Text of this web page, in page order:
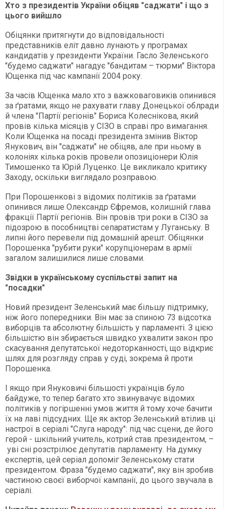
Хто з президентів України обіцяв "саджати" і що з
цього вийшло
Обіцянки притягнути до відповідальності
представників еліт давно лунають у програмах
кандидатів у президенти України. Гасло Зеленського
"будемо саджати" нагадує "бандитам – тюрми" Віктора
Ющенка під час кампанії 2004 року.
За часів Ющенка мало хто з важковаговиків опинився
за ґратами, якщо не рахувати главу Донецької облради
й члена "Партії регіонів" Бориса Колеснікова, який
провів кілька місяців у СІЗО в справі про вимагання.
Коли Ющенка на посаді президента змінив Віктор
Янукович, він "саджати" не обіцяв, але при ньому в
колоніях кілька років провели опозиціонери Юлія
Тимошенко та Юрій Луценко. Це викликало критику
Заходу, оскільки виглядало розправою.
При Порошенкові з відомих політиків за ґратами
опинився лише Олександр Єфремов, колишній глава
фракції Партії регіонів. Він провів три роки в СІЗО за
підозрою в пособництві сепаратистам у Луганську. В
липні його перевели під домашній арешт. Обіцянки
Порошенка "рубити руки" корупціонерам в армії
загалом залишилися лише словами.
Звідки в українському суспільстві запит на
"посадки"
Новий президент Зеленський має більшу підтримку,
ніж його попередники. Він має за спиною 73 відсотка
виборців та абсолютну більшість у парламенті. З цією
більшістю він збирається швидко ухвалити закон про
скасування депутатської недоторканності, що відкриє
шлях для розгляду справ у суді, зокрема й проти
Порошенка.
І якщо при Януковичі більшості українців було
байдуже, то тепер багато хто звинувачує відомих
політиків у погіршенні умов життя й тому хоче бачити
їх на лаві підсудних. Ще як актор Зеленський втілив ці
настрої в серіалі "Слуга народу": під час сцени, де його
герой - шкільний учитель, котрий став президентом, –
уві сні розстрілює депутатів парламенту. На думку
експертів, цей серіал допоміг Зеленському стати
президентом. Фраза "будемо саджати", яку він зробив
частиною своєї виборчої кампанії, до цього звучала в
серіалі.